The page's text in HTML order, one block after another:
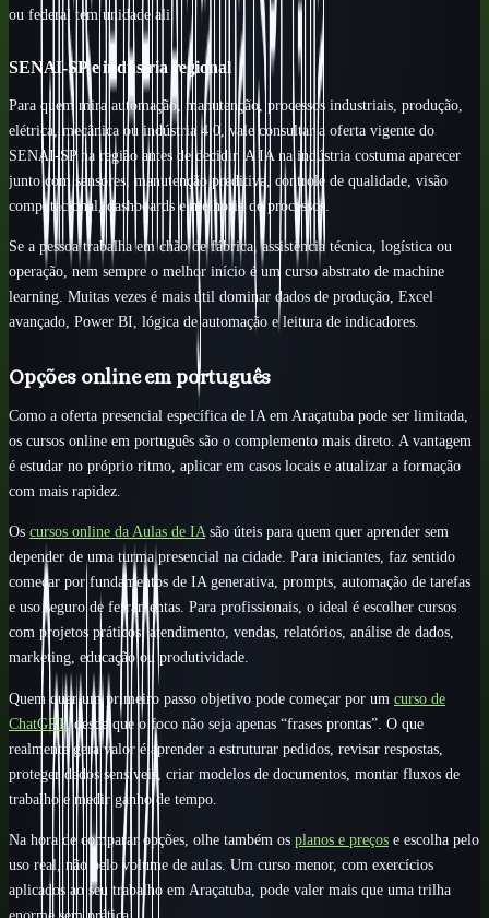
ou federal tem unidade ali.
SENAI-SP e indústria regional
Para quem mira automação, manutenção, processos industriais, produção,
elétrica, mecânica ou indústria 4.0, vale consultar a oferta vigente do
SENAI-SP na região antes de decidir. A IA na indústria costuma aparecer
junto com sensores, manutenção preditiva, controle de qualidade, visão
computacional, dashboards e melhoria de processos.
Se a pessoa trabalha em chão de fábrica, assistência técnica, logística ou
operação, nem sempre o melhor início é um curso abstrato de machine
learning. Muitas vezes é mais útil dominar dados de produção, Excel
avançado, Power BI, lógica de automação e leitura de indicadores.
Opções online em português
Como a oferta presencial específica de IA em Araçatuba pode ser limitada,
os cursos online em português são o complemento mais direto. A vantagem
é estudar no próprio ritmo, aplicar em casos locais e atualizar a formação
com mais rapidez.
Os cursos online da Aulas de IAsão úteis para quem quer aprender sem
depender de uma turma presencial na cidade. Para iniciantes, faz sentido
começar por fundamentos de IA generativa, prompts, automação de tarefas
e uso seguro de ferramentas. Para profissionais, o ideal é escolher cursos
com projetos práticos: atendimento, vendas, relatórios, análise de dados,
marketing, educação ou produtividade.
Quem quer um primeiro passo objetivo pode começar por um curso de
ChatGPT, desde que o foco não seja apenas “frases prontas”. O que
realmente gera valor é aprender a estruturar pedidos, revisar respostas,
proteger dados sensíveis, criar modelos de documentos, montar fluxos de
trabalho e medir ganho de tempo.
Na hora de comparar opções, olhe também os planos e preços e escolha pelo
uso real, não pelo volume de aulas. Um curso menor, com exercícios
aplicados ao seu trabalho em Araçatuba, pode valer mais que uma trilha
enorme sem prática.